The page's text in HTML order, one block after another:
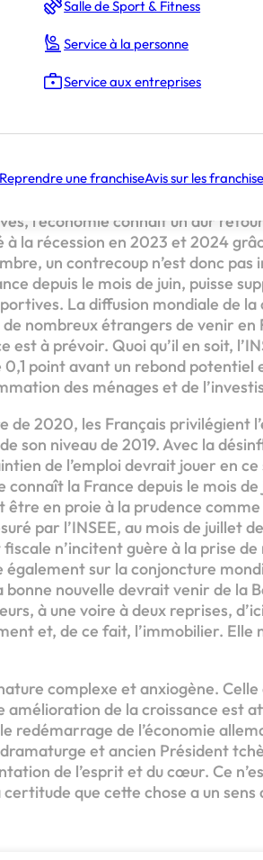
Salle de Sport & Fitness
Service à la personne
Service aux entreprises
Reprendre une franchiseAvis sur les
après les
dans les prochains mois, une
pendant les compétitions, les
l’économie connaît un dur
la récession en 2023 et 2024
un contrecoup n’est donc pas
depuis le mois de juin, puisse
La diffusion mondiale de
nombreux étrangers de venir
est à prévoir. Quoi qu’il en soit,
point avant un rebond potentiel
des ménages et de
de 2020, les Français privilégient
son niveau de 2019. Avec la
de l’emploi devrait jouer en
connaît la France depuis le mois
être en proie à la prudence
par l’INSEE, au mois de juillet
n’incitent guère à la prise de
également sur la conjoncture
bonne nouvelle devrait venir de la
à une voire à deux reprises,
et, de ce fait, l’immobilier. Elle
complexe et anxiogène. Celle
amélioration de la croissance est
redémarrage de l’économie
et ancien Président
de l’esprit et du cœur. Ce
que cette chose a un sens